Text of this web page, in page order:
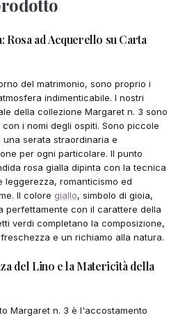
Rosa ad Acquerello su Carta
del matrimonio, sono proprio i
indimenticabile. I nostri
della collezione Margaret n. 3 sono
i nomi degli ospiti. Sono piccole
serata straordinaria e
per ogni particolare. Il punto
rosa gialla dipinta con la tecnica
romanticismo ed
Il colore giallo, simbolo di gioia,
perfettamente con il carattere della
verdi completano la composizione,
e un richiamo alla natura.
del Lino e la Matericità della
Margaret n. 3 è l'accostamento